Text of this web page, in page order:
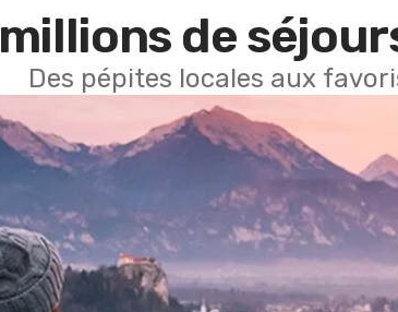
de
Des pépites locales aux